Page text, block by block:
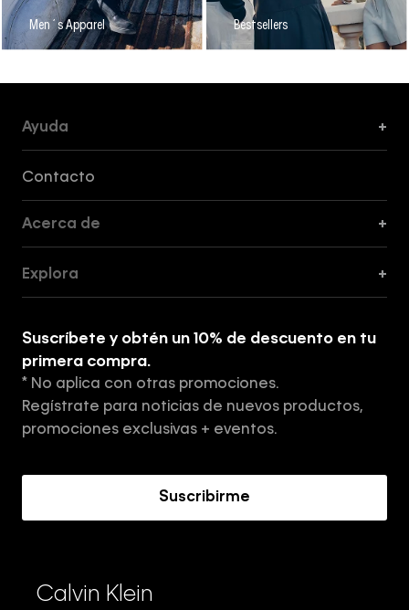
Men´s Apparel Bestsellers
Ayuda +
Contacto
Acerca de +
Tiendas
Aviso de privacidad
Términos y Condiciones
Explora +
Suscríbete y obtén un 10% de descuento en tu
primera compra.
* No aplica con otras promociones.
Regístrate para noticias de nuevos productos,
promociones exclusivas + eventos.
Suscribirme
Calvin Klein